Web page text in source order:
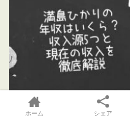
2026年3月31日
ホーム シェア